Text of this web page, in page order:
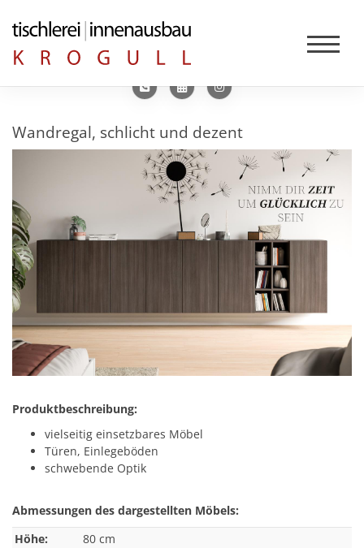
Wandregal, schlicht und dezent
Produktbeschreibung:
vielseitig einsetzbares Möbel
Türen, Einlegeböden
schwebende Optik
Abmessungen des dargestellten Möbels:
Höhe:
80 cm